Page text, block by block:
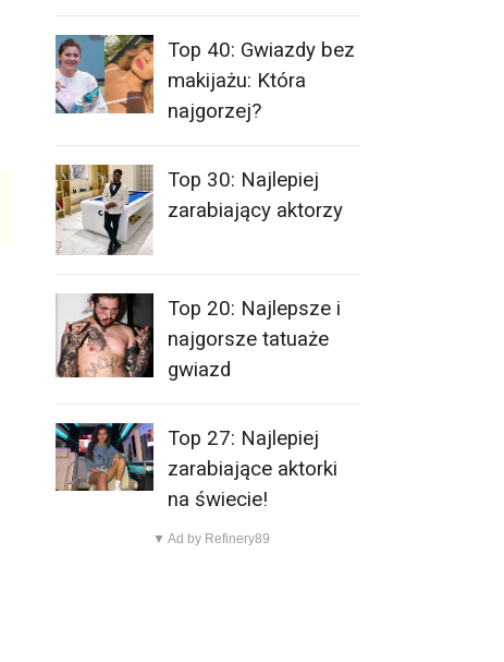
Top 40: Gwiazdy bez
makijażu: Która
najgorzej?
Top 30: Najlepiej
zarabiający aktorzy
Top 20: Najlepsze i
najgorsze tatuaże
gwiazd
Top 27: Najlepiej
zarabiające aktorki
na świecie!
▼ Ad by Refinery89